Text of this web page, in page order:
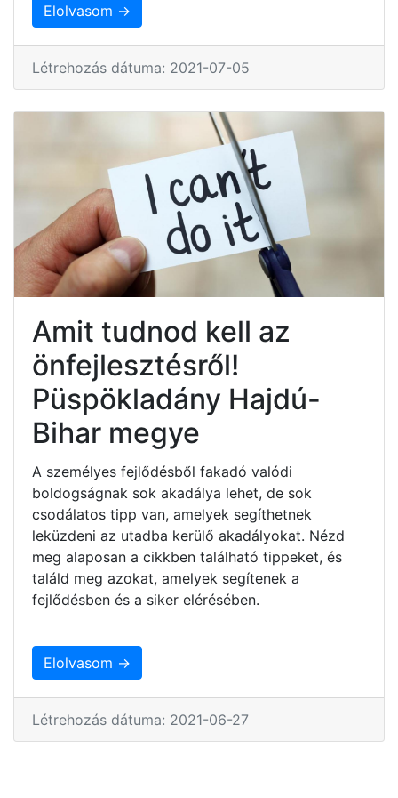
Elolvasom →
Létrehozás dátuma: 2021-07-05
Amit tudnod kell az
önfejlesztésről!
Püspökladány Hajdú-
Bihar megye
A személyes fejlődésből fakadó valódi
boldogságnak sok akadálya lehet, de sok
csodálatos tipp van, amelyek segíthetnek
leküzdeni az utadba kerülő akadályokat. Nézd
meg alaposan a cikkben található tippeket, és
találd meg azokat, amelyek segítenek a
fejlődésben és a siker elérésében.
Elolvasom →
Létrehozás dátuma: 2021-06-27